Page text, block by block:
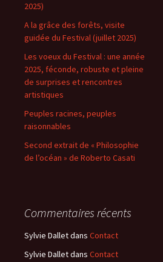
2025)
A la grâce des forêts, visite
guidée du Festival (juillet 2025)
Les voeux du Festival : une année
2025, féconde, robuste et pleine
de surprises et rencontres
artistiques
Peuples racines, peuples
raisonnables
Second extrait de « Philosophie
de l’océan » de Roberto Casati
Commentaires récents
Sylvie Dalletdans Contact
Sylvie Dalletdans Contact